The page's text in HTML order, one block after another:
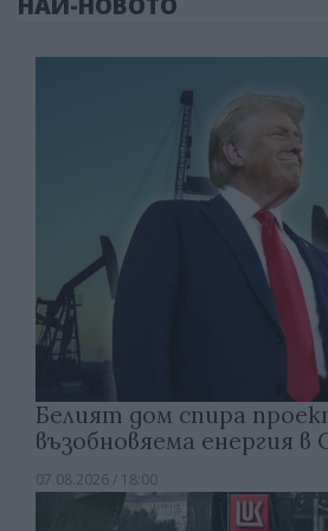
Белият дом спира
възобновяема енергия в
07.08.2026 / 18:00